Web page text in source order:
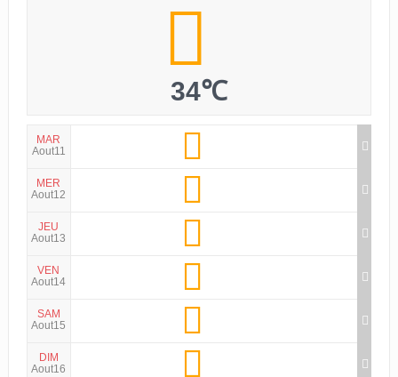
34℃
MAR
Aout11
MER
Aout12
JEU
Aout13
VEN
Aout14
SAM
Aout15
DIM
Aout16